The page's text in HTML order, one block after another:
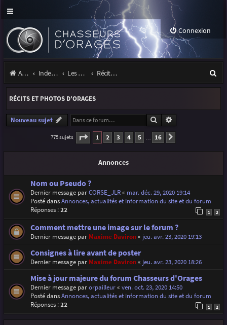
Connexion
Accueil Index du forum Les orages Récits et photos d'orages
e
r
RÉCITS ET PHOTOS D'ORAGES
Nouveau sujet Rechercher
775 sujets Page 1sur 16
1 2 3 4 5 … 16
Annonces
Nom ou Pseudo ?
Dernier message parCORSE_JLR« mar. déc. 29, 2020 19:14
Posté dansAnnonces, actualités et information du site et du forum
Réponses :22 1 2
Comment mettre une image sur le forum ?
Dernier message par Maxime Daviron« jeu. avr. 23, 2020 19:13
Consignes à lire avant de poster
Dernier message par Maxime Daviron« jeu. avr. 23, 2020 18:26
Mise à jour majeure du forum Chasseurs d'Orages
Dernier message parorpailleur« ven. oct. 23, 2020 14:50
Posté dansAnnonces, actualités et information du site et du forum
Réponses :22 1 2